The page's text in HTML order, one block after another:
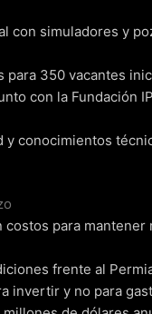
con simuladores y
para 350 vacantes
con la Fundación
conocimientos
para mantener
frente al
invertir y no para